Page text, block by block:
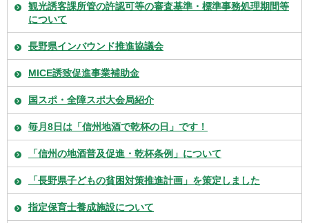
観光誘客課所管の許認可等の審査基準・標準事務処理期間等
について
長野県インバウンド推進協議会
MICE誘致促進事業補助金
国スポ・全障スポ大会局紹介
毎月8日は「信州地酒で乾杯の日」です！
「信州の地酒普及促進・乾杯条例」について
「長野県子どもの貧困対策推進計画」を策定しました
指定保育士養成施設について